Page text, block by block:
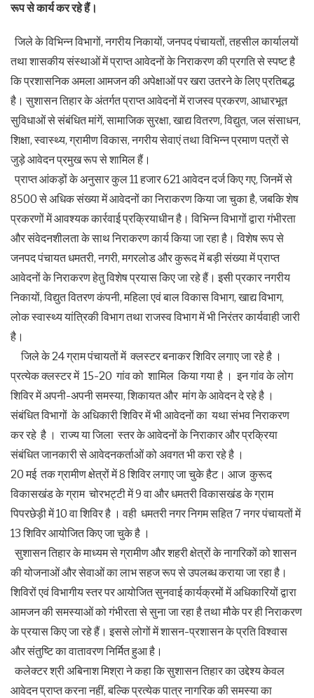
रूप से कार्य कर रहे हैं।
जिले के विभिन्न विभागों, नगरीय निकायों, जनपद पंचायतों, तहसील कार्यालयों
तथा शासकीय संस्थाओं में प्राप्त आवेदनों के निराकरण की प्रगति से स्पष्ट है
कि प्रशासनिक अमला आमजन की अपेक्षाओं पर खरा उतरने के लिए प्रतिबद्ध
है। सुशासन तिहार के अंतर्गत प्राप्त आवेदनों में राजस्व प्रकरण, आधारभूत
सुविधाओं से संबंधित मांगें, सामाजिक सुरक्षा, खाद्य वितरण, विद्युत, जल संसाधन,
शिक्षा, स्वास्थ्य, ग्रामीण विकास, नगरीय सेवाएं तथा विभिन्न प्रमाण पत्रों से
जुड़े आवेदन प्रमुख रूप से शामिल हैं।
प्राप्त आंकड़ों के अनुसार कुल 11 हजार 621 आवेदन दर्ज किए गए, जिनमें से
8500 से अधिक संख्या में आवेदनों का निराकरण किया जा चुका है, जबकि शेष
प्रकरणों में आवश्यक कार्रवाई प्रक्रियाधीन है। विभिन्न विभागों द्वारा गंभीरता
और संवेदनशीलता के साथ निराकरण कार्य किया जा रहा है। विशेष रूप से
जनपद पंचायत धमतरी, नगरी, मगरलोड और कुरूद में बड़ी संख्या में प्राप्त
आवेदनों के निराकरण हेतु विशेष प्रयास किए जा रहे हैं। इसी प्रकार नगरीय
निकायों, विद्युत वितरण कंपनी, महिला एवं बाल विकास विभाग, खाद्य विभाग,
लोक स्वास्थ्य यांत्रिकी विभाग तथा राजस्व विभाग में भी निरंतर कार्यवाही जारी
है।
जिले के 24 ग्राम पंचायतों में क्लस्टर बनाकर शिविर लगाए जा रहे है ।
प्रत्येक क्लस्टर में 15-20 गांव को शामिल किया गया है । इन गांव के लोग
शिविर में अपनी-अपनी समस्या, शिकायत और मांग के आवेदन दे रहे है ।
संबंधित विभागों के अधिकारी शिविर में भी आवेदनों का यथा संभव निराकरण
कर रहे है । राज्य या जिला स्तर के आवेदनों के निराकार और प्रक्रिया
संबंधित जानकारी से आवेदनकर्ताओं को अवगत भी करा रहे है ।
20 मई तक ग्रामीण क्षेत्रों में 8 शिविर लगाए जा चुके हैट। आज कुरूद
विकासखंड के ग्राम चोरभट्टी में 9 वा और धमतरी विकासखंड के ग्राम
पिपरछेड़ी में 10 वा शिविर है । वही धमतरी नगर निगम सहित 7 नगर पंचायतों में
13 शिविर आयोजित किए जा चुके है ।
सुशासन तिहार के माध्यम से ग्रामीण और शहरी क्षेत्रों के नागरिकों को शासन
की योजनाओं और सेवाओं का लाभ सहज रूप से उपलब्ध कराया जा रहा है।
शिविरों एवं विभागीय स्तर पर आयोजित सुनवाई कार्यक्रमों में अधिकारियों द्वारा
आमजन की समस्याओं को गंभीरता से सुना जा रहा है तथा मौके पर ही निराकरण
के प्रयास किए जा रहे हैं। इससे लोगों में शासन-प्रशासन के प्रति विश्वास
और संतुष्टि का वातावरण निर्मित हुआ है।
कलेक्टर श्री अबिनाश मिश्रा ने कहा कि सुशासन तिहार का उद्देश्य केवल
आवेदन प्राप्त करना नहीं, बल्कि प्रत्येक पात्र नागरिक की समस्या का